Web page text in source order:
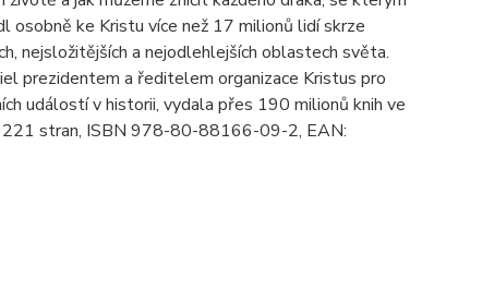
osobně ke Kristu více než 17 milionů lidí skrze
nejsložitějších a nejodlehlejších oblastech světa.
prezidentem a ředitelem organizace Kristus pro
událostí v historii, vydala přes 190 milionů knih ve
221 stran, ISBN 978-80-88166-09-2, EAN: